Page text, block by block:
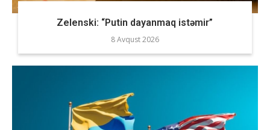
Zelenski: “Putin dayanmaq istəmir”
8 Avqust 2026